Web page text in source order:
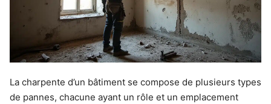
La charpente d’un bâtiment se compose de plusieurs types
de pannes, chacune ayant un rôle et un emplacement